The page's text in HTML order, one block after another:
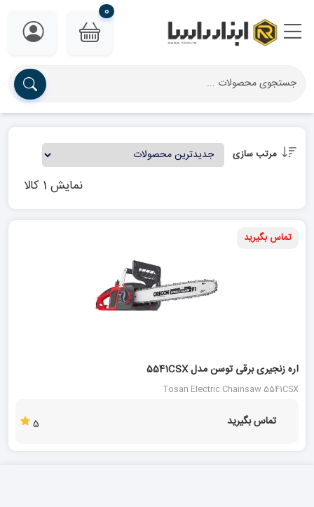
0
مرتب سازی
نمایش 1 کالا
تماس بگیرید
اره زنجیری برقی توسن مدل 5541CSX
Tosan Electric Chainsaw 5541CSX
تماس بگیرید 5